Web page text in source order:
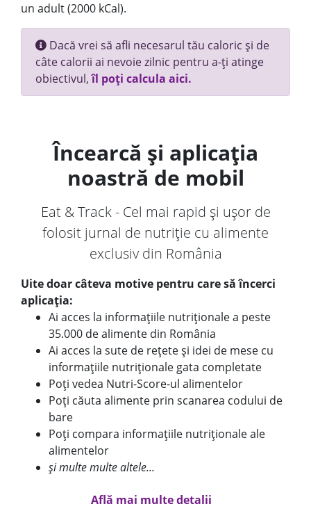
un adult (2000 kCal).
Dacă vrei să afli necesarul tău caloric și de
câte calorii ai nevoie zilnic pentru a-ți atinge
obiectivul,îl poți calcula aici.
Încearcă și aplicația
noastră de mobil
Eat & Track - Cel mai rapid și ușor de
folosit jurnal de nutriție cu alimente
exclusiv din România
Uite doar câteva motive pentru care să încerci
aplicația:
Ai acces la informațiile nutriționale a peste
35.000 de alimente din România
Ai acces la sute de rețete și idei de mese cu
informațiile nutriționale gata completate
Poți vedea Nutri-Score-ul alimentelor
Poți căuta alimente prin scanarea codului de
bare
Poți compara informațiile nutriționale ale
alimentelor
și multe multe altele...
Află mai multe detalii